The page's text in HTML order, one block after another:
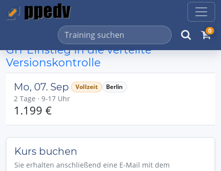
0
GIT Einstieg in die verteilte
Versionskontrolle
Mo, 07. Sep Vollzeit Berlin
2 Tage · 9-17 Uhr
1.199 €
Kurs buchen
Sie erhalten anschließend eine E-Mail mit dem